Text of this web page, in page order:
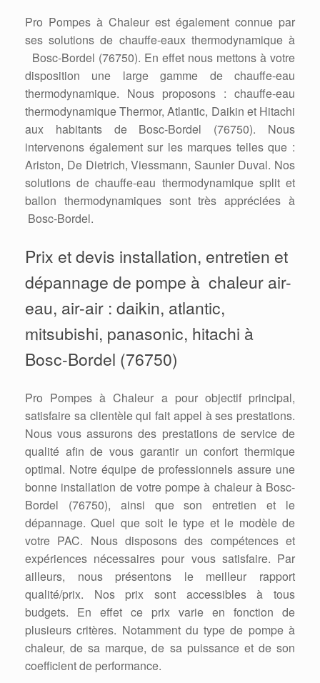
Pro Pompes à Chaleur est également connue par
ses solutions de chauffe-eaux thermodynamique à
Bosc-Bordel (76750). En effet nous mettons à votre
disposition une large gamme de chauffe-eau
thermodynamique. Nous proposons : chauffe-eau
thermodynamique Thermor, Atlantic, Daikin et Hitachi
aux habitants de Bosc-Bordel (76750). Nous
intervenons également sur les marques telles que :
Ariston, De Dietrich, Viessmann, Saunier Duval. Nos
solutions de chauffe-eau thermodynamique split et
ballon thermodynamiques sont très appréciées à
Bosc-Bordel.
Prix et devis installation, entretien et
dépannage de pompe à chaleur air-
eau, air-air : daikin, atlantic,
mitsubishi, panasonic, hitachi à
Bosc-Bordel (76750)
Pro Pompes à Chaleur a pour objectif principal,
satisfaire sa clientèle qui fait appel à ses prestations.
Nous vous assurons des prestations de service de
qualité afin de vous garantir un confort thermique
optimal. Notre équipe de professionnels assure une
bonne installation de votre pompe à chaleur à Bosc-
Bordel (76750), ainsi que son entretien et le
dépannage. Quel que soit le type et le modèle de
votre PAC. Nous disposons des compétences et
expériences nécessaires pour vous satisfaire. Par
ailleurs, nous présentons le meilleur rapport
qualité/prix. Nos prix sont accessibles à tous
budgets. En effet ce prix varie en fonction de
plusieurs critères. Notamment du type de pompe à
chaleur, de sa marque, de sa puissance et de son
coefficient de performance.